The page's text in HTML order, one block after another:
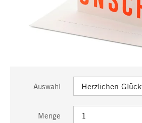
Auswahl
Menge